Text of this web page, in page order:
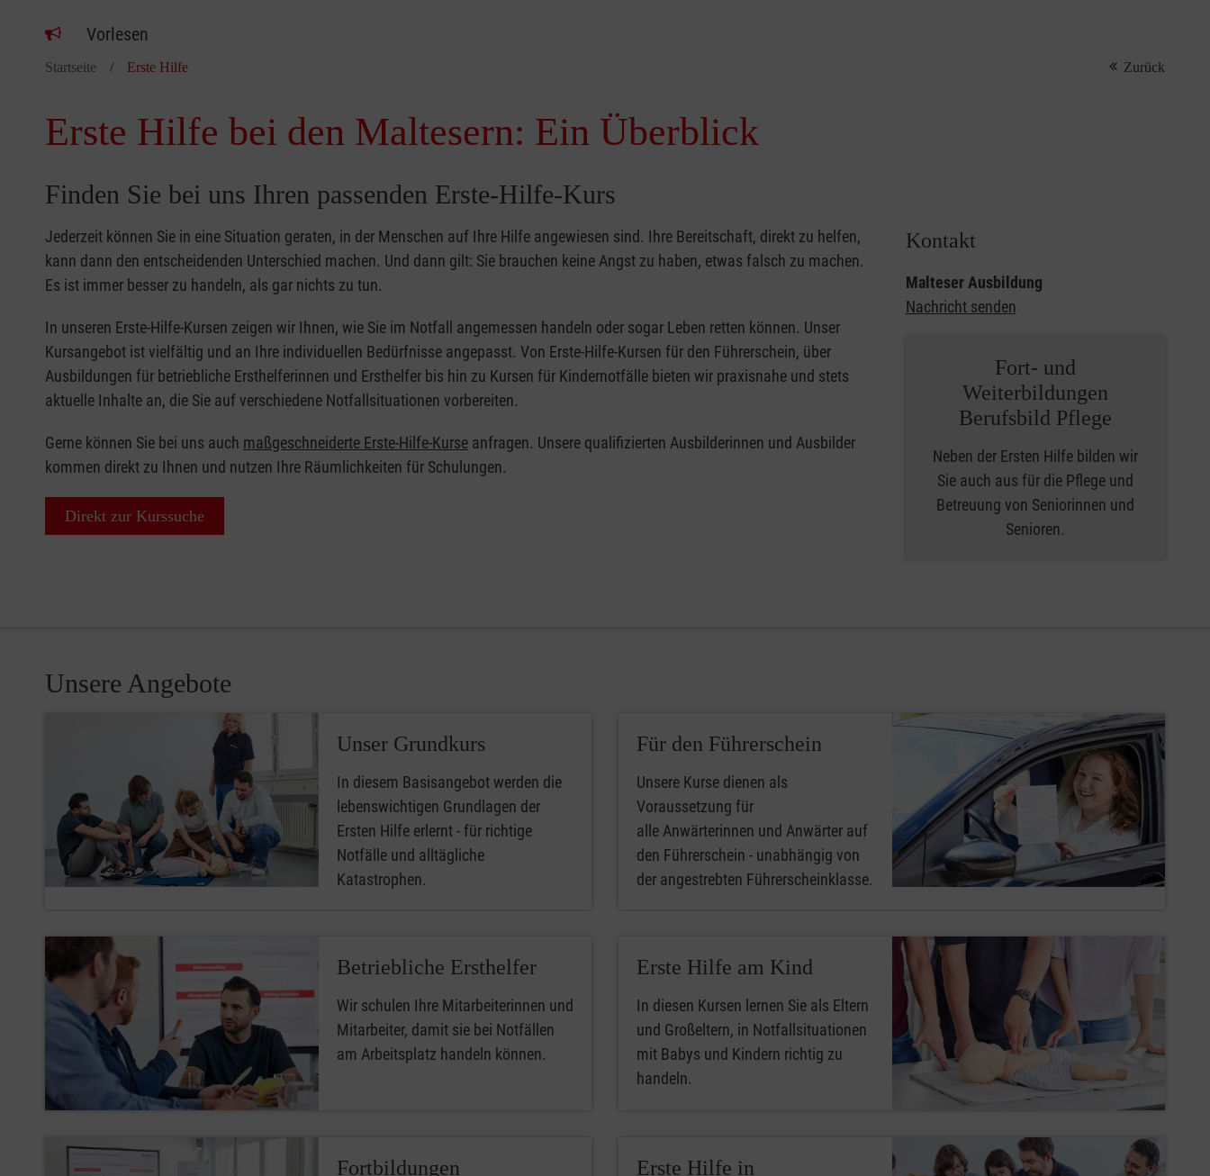
Vorlesen
Startseite Erste Hilfe Zurück
Erste Hilfe bei den Maltesern: Ein Überblick
Finden Sie bei uns Ihren passenden Erste-Hilfe-Kurs
Jederzeit können Sie in eine Situation geraten, in der Menschen auf Ihre Hilfe angewiesen sind. Ihre Bereitschaft, direkt zu helfen,
kann dann den entscheidenden Unterschied machen. Und dann gilt: Sie brauchen keine Angst zu haben, etwas falsch zu machen.
Es ist immer besser zu handeln, als gar nichts zu tun.
In unseren Erste-Hilfe-Kursen zeigen wir Ihnen, wie Sie im Notfall angemessen handeln oder sogar Leben retten können. Unser
Kursangebot ist vielfältig und an Ihre individuellen Bedürfnisse angepasst. Von Erste-Hilfe-Kursen für den Führerschein, über
Ausbildungen für betriebliche Ersthelferinnen und Ersthelfer bis hin zu Kursen für Kindernotfälle bieten wir praxisnahe und stets
aktuelle Inhalte an, die Sie auf verschiedene Notfallsituationen vorbereiten.
Gerne können Sie bei uns auch maßgeschneiderte Erste-Hilfe-Kurse anfragen. Unsere qualifizierten Ausbilderinnen und Ausbilder
kommen direkt zu Ihnen und nutzen Ihre Räumlichkeiten für Schulungen.
Direkt zur Kurssuche
Kontakt
Malteser Ausbildung
Nachricht senden
Fort- und
Weiterbildungen
Berufsbild Pflege
Neben der Ersten Hilfe bilden wir
Sie auch aus für die Pflege und
Betreuung von Seniorinnen und
Senioren.
Unsere Angebote
Unser Grundkurs
In diesem Basisangebot werden die
lebenswichtigen Grundlagen der
Ersten Hilfe erlernt - für richtige
Notfälle und alltägliche
Katastrophen.
Für den Führerschein
Unsere Kurse dienen als
Voraussetzung für
alle Anwärterinnen und Anwärter auf
den Führerschein - unabhängig von
der angestrebten Führerscheinklasse.
Betriebliche Ersthelfer
Wir schulen Ihre Mitarbeiterinnen und
Mitarbeiter, damit sie bei Notfällen
am Arbeitsplatz handeln können.
Erste Hilfe am Kind
In diesen Kursen lernen Sie als Eltern
und Großeltern, in Notfallsituationen
mit Babys und Kindern richtig zu
handeln.
Fortbildungen
Erste Hilfe in